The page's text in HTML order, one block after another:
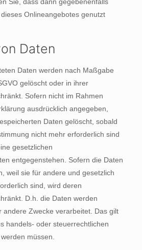
Onlineangebotes genutzt
Daten
Daten werden nach Maßgabe
gelöscht oder in ihrer
Sofern nicht im Rahmen
ausdrücklich angegeben,
Daten gelöscht, sobald
nicht mehr erforderlich sind
gesetzlichen
entgegenstehen. Sofern die Daten
weil sie für andere und gesetzlich
sind, wird deren
D.h. die Daten werden
andere Zwecke verarbeitet. Das gilt
handels- oder steuerrechtlichen
müssen.